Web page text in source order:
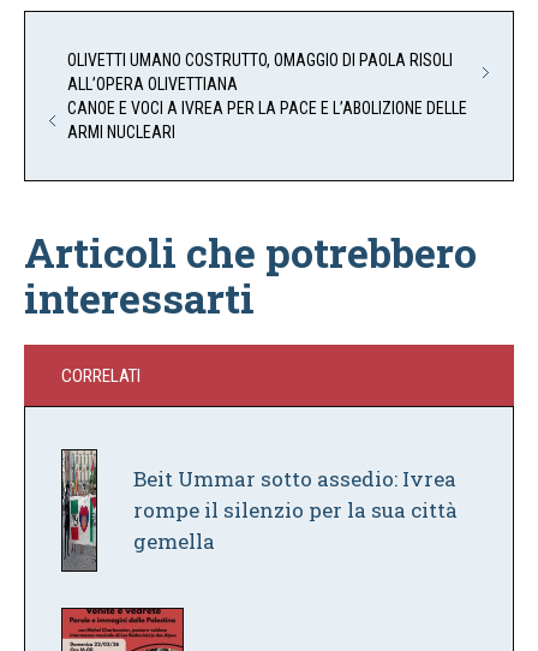
OLIVETTI UMANO COSTRUTTO, OMAGGIO DI PAOLA RISOLI
ALL’OPERA OLIVETTIANA
CANOE E VOCI A IVREA PER LA PACE E L’ABOLIZIONE DELLE
ARMI NUCLEARI
Articoli che potrebbero
interessarti
CORRELATI
Beit Ummar sotto assedio: Ivrea
rompe il silenzio per la sua città
gemella